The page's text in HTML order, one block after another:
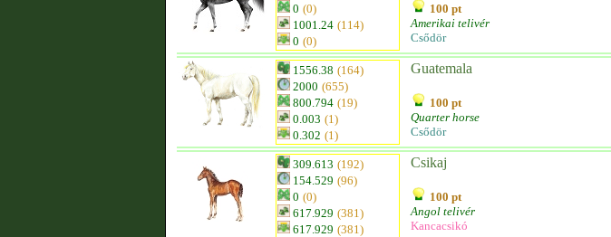
0 (0)
1001.24 (114)
0 (0)
100 pt
Amerikai telivér
Csődör
1556.38 (164)
2000 (655)
800.794 (19)
0.003 (1)
0.302 (1)
Guatemala
100 pt
Quarter horse
Csődör
309.613 (192)
154.529 (96)
0 (0)
617.929 (381)
617.929 (381)
Csikaj
100 pt
Angol telivér
Kancacsikó